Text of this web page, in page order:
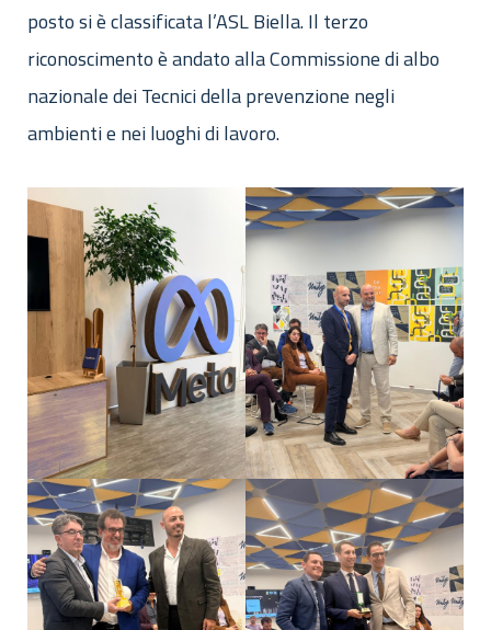
posto si è classificata l’ASL Biella. Il terzo
riconoscimento è andato alla Commissione di albo
nazionale dei Tecnici della prevenzione negli
ambienti e nei luoghi di lavoro.